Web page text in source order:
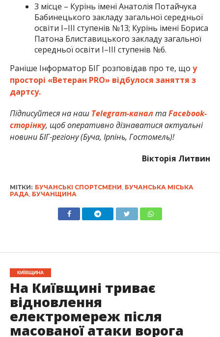
3 місце – Курінь імені Анатолія Потайчука
Бабинецького закладу загальної середньої
освіти І–ІІІ ступенів №13; Курінь імені Бориса
Патона Блиставицького закладу загальної
середньої освіти І–ІІІ ступенів №6.
Раніше Інформатор БІГ розповідав про те, що у
просторі «Ветеран PRO» відбулося заняття з
дартсу.
Підписуйтеся на наш Telegram-каналтаFacebook-
сторінку, щоб оперативно дізнаватися актуальні
новини БІГ-регіону (Буча, Ірпінь, Гостомель)!
Вікторія Литвин
МІТКИ: БУЧАНСЬКІ СПОРТСМЕНИ БУЧАНСЬКА МІСЬКА
РАДА БУЧАНЩИНА
КИЇВЩИНА
На Київщині триває
відновлення
електромереж після
масованої атаки ворога